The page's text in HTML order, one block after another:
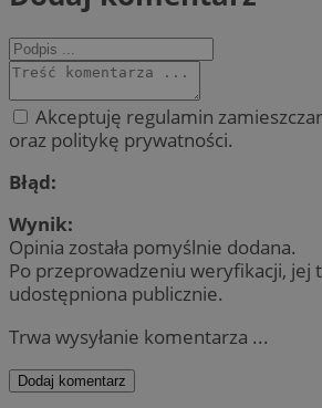
Akceptuję regulamin
oraz politykę prywatności.
Błąd:
Wynik:
Opinia została pomyślnie dodana.
Po przeprowadzeniu weryfikacji, jej
udostępniona publicznie.
Trwa wysyłanie komentarza ...
Dodaj komentarz